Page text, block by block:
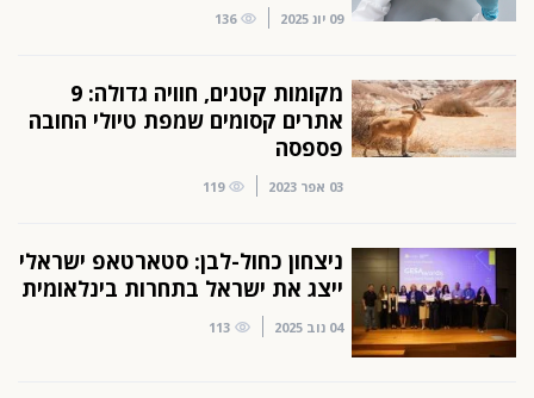
09 יונ 2025 136
מקומות קטנים, חוויה גדולה: 9
אתרים קסומים שמפת טיולי החובה
פספסה
03 אפר 2023 119
ניצחון כחול-לבן: סטארטאפ ישראלי
ייצג את ישראל בתחרות בינלאומית
04 נוב 2025 113